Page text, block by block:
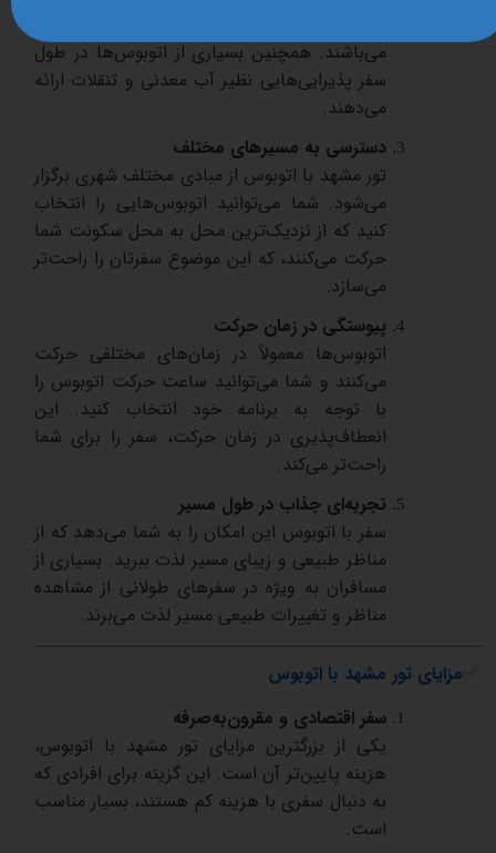
می‌باشند. همچنین بسیاری از اتوبوس‌ها در طول
سفر پذیرایی‌هایی نظیر آب معدنی و تنقلات ارائه
می‌دهند.
دسترسی به مسیرهای مختلف
تور مشهد با اتوبوس از مبادی مختلف شهری برگزار
می‌شود. شما می‌توانید اتوبوس‌هایی را انتخاب
کنید که از نزدیک‌ترین محل به محل سکونت شما
حرکت می‌کنند، که این موضوع سفرتان را راحت‌تر
می‌سازد.
پیوستگی در زمان حرکت
اتوبوس‌ها معمولاً در زمان‌های مختلفی حرکت
می‌کنند و شما می‌توانید ساعت حرکت اتوبوس را
با
توجه به برنامه خود انتخاب کنید. این
انعطاف‌پذیری در زمان حرکت، سفر را برای شما
راحت‌تر می‌کند.
تجربه‌ای جذاب در طول مسیر
سفر با اتوبوس این امکان را به شما می‌دهد که از
مناظر طبیعی و زیبای مسیر لذت ببرید. بسیاری از
مسافران به ویژه در سفرهای طولانی از مشاهده
مناظر و تغییرات طبیعی مسیر لذت می‌برند.
مزایای تور مشهد با اتوبوس
سفر اقتصادی و مقرون‌به‌صرفه
یکی از بزرگترین مزایای تور مشهد با اتوبوس،
هزینه پایین‌تر آن است. این گزینه برای افرادی که
به دنبال سفری با هزینه کم هستند، بسیار مناسب
است.